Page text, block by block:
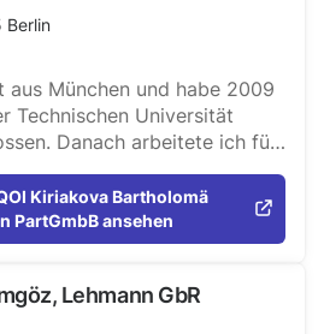
Berlin
aus München und habe 2009
Technischen Universität
Danach arbeitete ich für
Studio Arne Quinze und
2011 arbeite ich mit Marina
verschiedene
in Deutschland und
der auch Segeln und
als offenes Design-
Kiriakova Bartholomä
PartGmbB ansehen
Lehmann GbR